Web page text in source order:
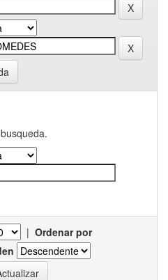
| Ordenar por